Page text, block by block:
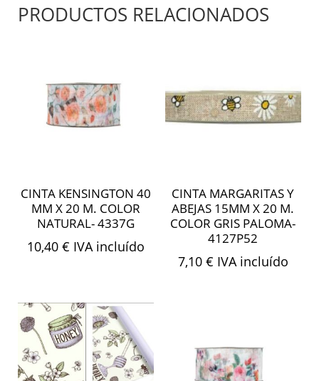
PRODUCTOS RELACIONADOS
CINTA KENSINGTON 40
MM X 20 M. COLOR
NATURAL- 4337G
10,40€ IVA incluído
CINTA MARGARITAS Y
ABEJAS 15MM X 20 M.
COLOR GRIS PALOMA-
4127P52
7,10 € IVA incluído